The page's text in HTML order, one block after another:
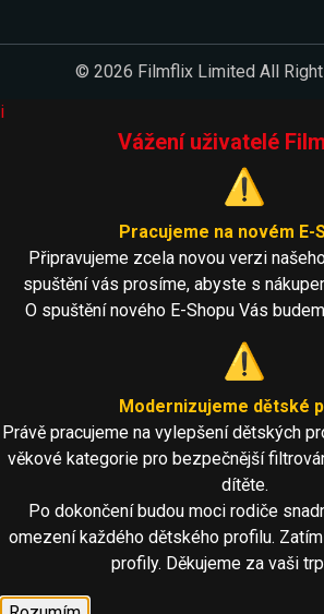
© 2026 Filmflix Limited All
i
Vážení uživatelé
⚠️
Pracujeme na novém E-
Připravujeme zcela novou verzi
spuštění vás prosíme, abyste s
O spuštění nového E-Shopu Vás
⚠️
Modernizujeme dětské
Právě pracujeme na vylepšení dětských
věkové kategorie pro bezpečnější
dítěte.
Po dokončení budou moci rodiče
omezení každého dětského profilu.
profily. Děkujeme za vaši